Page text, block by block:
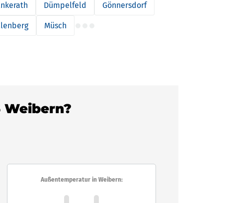
Dümpelfeld Gönnersdorf
Müsch
Außentemperatur in Weibern: